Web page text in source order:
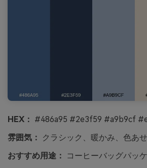
HEX： #486a95 #2e3f59 #a9b9cf
雰囲気：
クラシック、暖かみ、色あ
おすすめ用途：
コーヒーバッグパッ